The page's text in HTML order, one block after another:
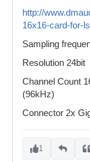
http://
16x16-card-for-
Sampling
Resolution 24bit
Channel Count
(96kHz)
Connector 2x
1